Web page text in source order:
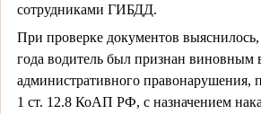
сотрудниками ГИБДД.
При проверке документов выяснилось,
года водитель был признан виновным
административного правонарушения,
1 ст. 12.8 КоАП РФ, с назначением